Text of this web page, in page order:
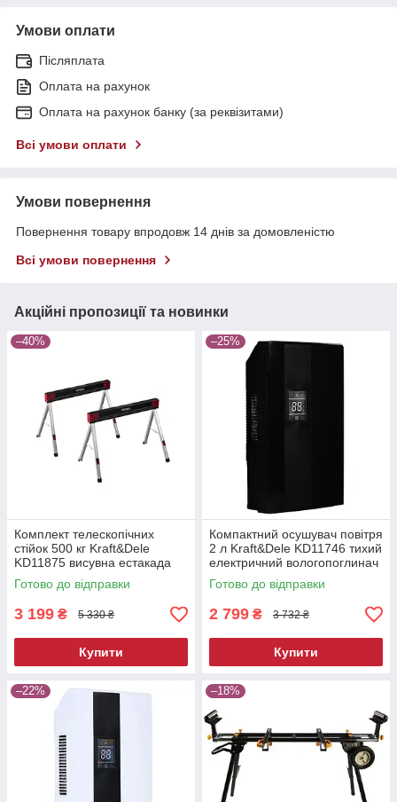
Умови оплати
Післяплата
Оплата на рахунок
Оплата на рахунок банку (за реквізитами)
Всі умови оплати
Умови повернення
Повернення товару впродовж 14 днів за домовленістю
Всі умови повернення
Акційні пропозиції та новинки
–40%
Комплект телескопічних
стійок 500 кг Kraft&Dele
KD11875 висувна естакада
Готово до відправки
3 199 ₴ 5 330 ₴
Купити
–25%
Компактний осушувач повітря
2 л Kraft&Dele KD11746 тихий
електричний вологопоглинач
Готово до відправки
2 799 ₴ 3 732 ₴
Купити
–22% –18%